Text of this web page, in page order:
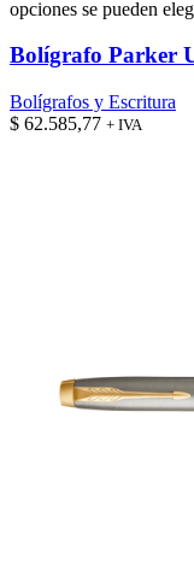
opciones se pueden
Bolígrafo Parker
Bolígrafos y Escritura
$ 62.585,77 + IVA